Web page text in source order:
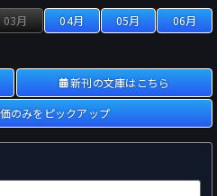
03月 04月 05月 06月
新刊の文庫はこちら
のみをピックアップ